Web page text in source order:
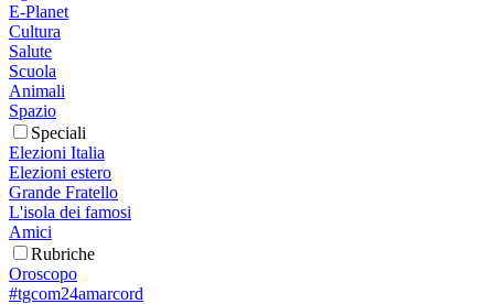
E-Planet
Cultura
Salute
Scuola
Animali
Spazio
Speciali
Elezioni Italia
Elezioni estero
Grande Fratello
L'isola dei famosi
Amici
Rubriche
Oroscopo
#tgcom24amarcord